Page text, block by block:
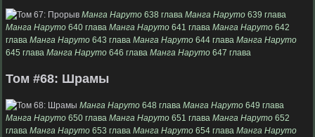
Манга Наруто 638 глава Манга Наруто 639 глава
Манга Наруто 640 глава Манга Наруто 641 глава Манга Наруто 642
глава Манга Наруто 643 глава Манга Наруто 644 глава Манга Наруто
645 глава Манга Наруто 646 глава Манга Наруто 647 глава
Том #68: Шрамы
Манга Наруто 648 глава Манга Наруто 649 глава
Манга Наруто 650 глава Манга Наруто 651 глава Манга Наруто 652
глава Манга Наруто 653 глава Манга Наруто 654 глава Манга Наруто